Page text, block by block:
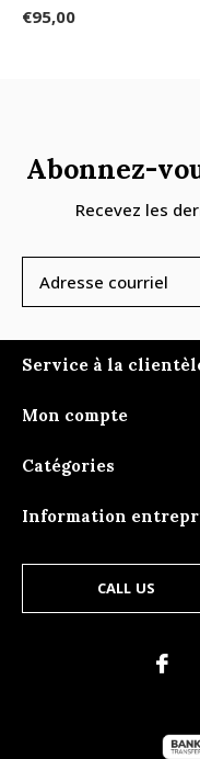
€95,00
Abonnez-
Recevez les
Service à la
Mon compte
Catégories
Information
CALL US